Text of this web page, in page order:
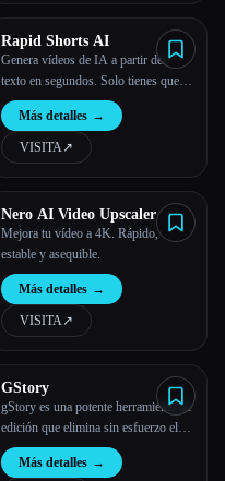
Rapid Shorts AI
Genera vídeos de IA a partir del
texto en segundos. Solo tienes que
escribir el guion, seleccionar una voz
en off, seleccionar un idioma y
generar tu vídeo de IA en segundos.
Más detalles →
VISITA↗︎
Nero AI Video Upscaler
Mejora tu vídeo a 4K. Rápido,
estable y asequible.
Más detalles →
VISITA↗︎
GStory
gStory es una potente herramienta de
edición que elimina sin esfuerzo el
fondo y mejora los vídeos e
imágenes, garantizando que el
Más detalles →